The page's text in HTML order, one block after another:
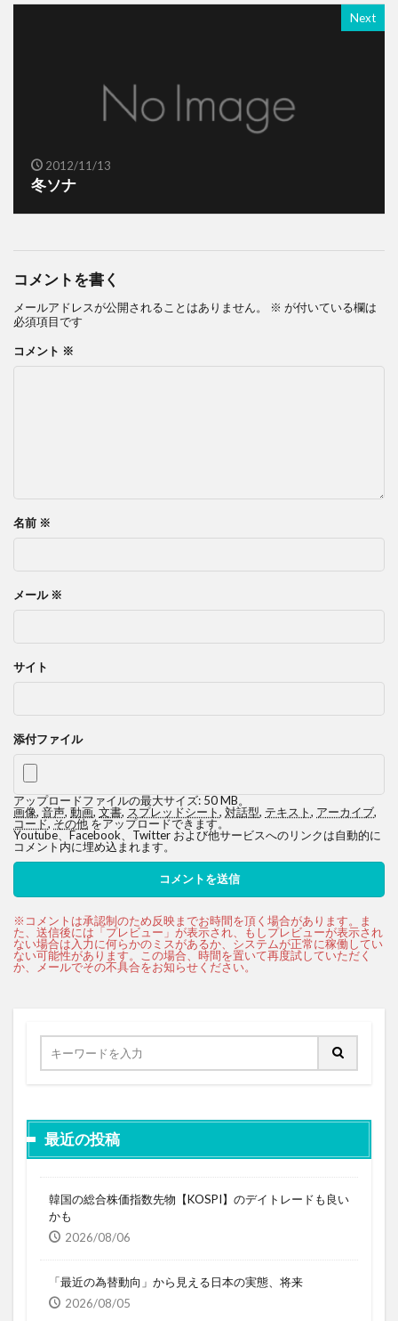
Next
2012/11/13
冬ソナ
コメントを書く
メールアドレスが公開されることはありません。 ※ が付いている欄は
必須項目です
コメント ※
名前 ※
メール ※
サイト
添付ファイル
アップロードファイルの最大サイズ: 50 MB。
画像, 音声, 動画, 文書, スプレッドシート, 対話型, テキスト, アーカイブ,
コード,その他をアップロードできます。
Youtube、Facebook、Twitter および他サービスへのリンクは自動的に
コメント内に埋め込まれます。
最近の投稿
韓国の総合株価指数先物【KOSPI】のデイトレードも良い
かも
2026/08/06
「最近の為替動向」から見える日本の実態、将来
2026/08/05